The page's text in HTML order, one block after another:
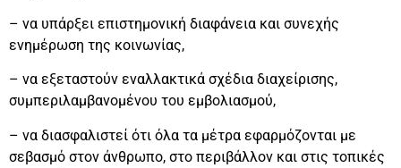
– να υπάρξει επιστημονική διαφάνεια και συνεχής
ενημέρωση της κοινωνίας,
– να εξεταστούν εναλλακτικά σχέδια διαχείρισης,
συμπεριλαμβανομένου του εμβολιασμού,
– να διασφαλιστεί ότι όλα τα μέτρα εφαρμόζονται με
σεβασμό στον άνθρωπο, στο περιβάλλον και στις τοπικές